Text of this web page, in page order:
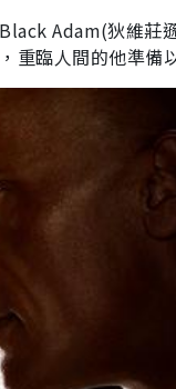
Black Adam(狄維莊
重臨人間的他準備